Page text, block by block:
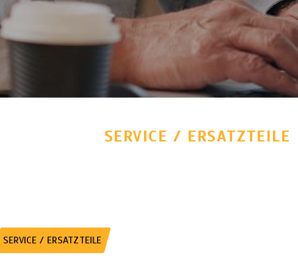
SERVICE / ERSATZTEILE
SERVICE / ERSATZTEILE